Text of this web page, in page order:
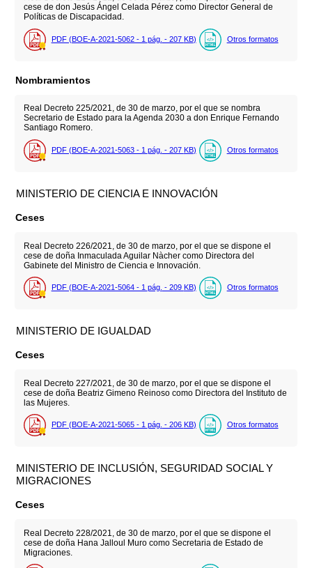
cese de don Jesús Ángel Celada Pérez como Director General de
Políticas de Discapacidad.
PDF (BOE-A-2021-5062 - 1 pág. - 207 KB) Otros formatos
Nombramientos
Real Decreto 225/2021, de 30 de marzo, por el que se nombra
Secretario de Estado para la Agenda 2030 a don Enrique Fernando
Santiago Romero.
PDF (BOE-A-2021-5063 - 1 pág. - 207 KB) Otros formatos
MINISTERIO DE CIENCIA E INNOVACIÓN
Ceses
Real Decreto 226/2021, de 30 de marzo, por el que se dispone el
cese de doña Inmaculada Aguilar Nàcher como Directora del
Gabinete del Ministro de Ciencia e Innovación.
PDF (BOE-A-2021-5064 - 1 pág. - 209 KB) Otros formatos
MINISTERIO DE IGUALDAD
Ceses
Real Decreto 227/2021, de 30 de marzo, por el que se dispone el
cese de doña Beatriz Gimeno Reinoso como Directora del Instituto de
las Mujeres.
PDF (BOE-A-2021-5065 - 1 pág. - 206 KB) Otros formatos
MINISTERIO DE INCLUSIÓN, SEGURIDAD SOCIAL Y
MIGRACIONES
Ceses
Real Decreto 228/2021, de 30 de marzo, por el que se dispone el
cese de doña Hana Jalloul Muro como Secretaria de Estado de
Migraciones.